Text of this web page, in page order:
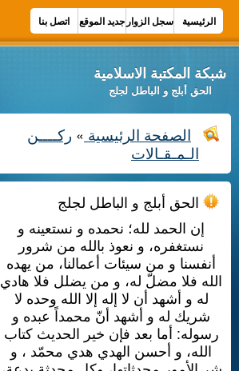
الرئيسية سجل الزوار جديد الموقع اتصل بنا
شبكة المكتبة الاسلامية
الحق أبلج و الباطل لجلج
الصفحة الرئيسية » ركــــن
الـمـقـالات
الحق أبلج و الباطل لجلج
إن الحمد لله؛ نحمده و نستعينه و
نستغفره، و نعوذ بالله من شرور
أنفسنا و من سيئات أعمالنا، من يهده
الله فلا مضلّ له، و من يضلل فلا هادي
له و أشهد أن لا إله إلا الله وحده لا
شريك له و أشهد أنّ محمداً عبده و
رسوله: أما بعد فإن خير الحديث كتاب
الله، و أحسن الهدي هدي محمّد ، و